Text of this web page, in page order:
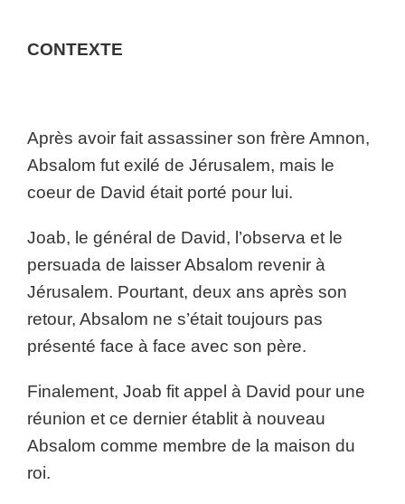
CONTEXTE
Après avoir fait assassiner son frère Amnon,
Absalom fut exilé de Jérusalem, mais le
coeur de David était porté pour lui.
Joab, le général de David, l’observa et le
persuada de laisser Absalom revenir à
Jérusalem. Pourtant, deux ans après son
retour, Absalom ne s’était toujours pas
présenté face à face avec son père.
Finalement, Joab fit appel à David pour une
réunion et ce dernier établit à nouveau
Absalom comme membre de la maison du
roi.